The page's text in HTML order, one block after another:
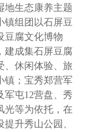
地生态康养主题
镇组团以石屏豆
豆腐文化博物
建成集石屏豆腐
、休闲体验、旅
镇；宝秀郑营军
军屯12营盘、秀
光等为依托，在
升秀山公园、